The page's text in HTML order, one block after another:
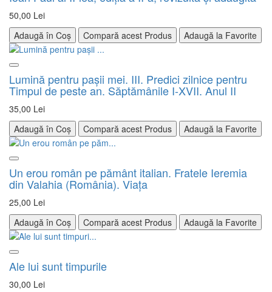
50,00 Lei
Adaugă în Coș
Compară acest Produs Adaugă la Favorite
Lumină pentru paşii mei. III. Predici zilnice pentru
Timpul de peste an. Săptămânile I-XVII. Anul II
35,00 Lei
Adaugă în Coș
Compară acest Produs Adaugă la Favorite
Un erou român pe pământ italian. Fratele Ieremia
din Valahia (România). Viaţa
25,00 Lei
Adaugă în Coș
Compară acest Produs Adaugă la Favorite
Ale lui sunt timpurile
30,00 Lei